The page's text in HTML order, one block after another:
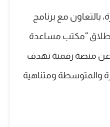
بالتعاون مع برنامج
إطلاق “مكتب مساعدة
عن منصة رقمية تهدف
والمتوسطة ومتناهية